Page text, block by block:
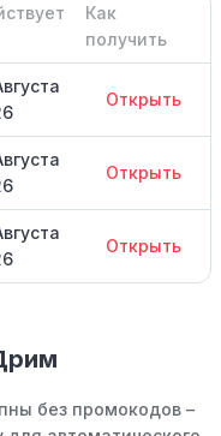
Как
получить
Открыть
Открыть
Открыть
без промокодов –